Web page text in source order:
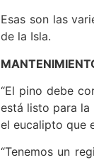
Esas son las
de la Isla.
“El pino debe
está listo para la
el eucalipto que
“Tenemos un